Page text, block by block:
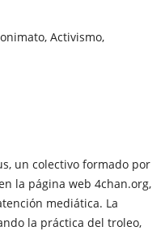
Activismo,
un colectivo formado por
la página web 4chan.org,
mediática. La
la práctica del troleo,